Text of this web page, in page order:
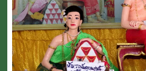
ศักดิ์สิทธิ์
ศูนย์
รวม
จิตใจ